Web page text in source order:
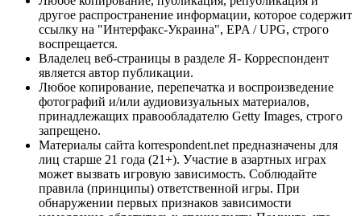
другое распространение информации, которое содержит
ссылку на "Интерфакс-Украина", EPA / UPG, строго
воспрещается.
Владелец веб-страницы в разделе Я- Корреспондент
является автор публикации.
Любое копирование, перепечатка и воспроизведение
фотографий и/или аудиовизуальных материалов,
принадлежащих правообладателю Getty Images, строго
запрещено.
Материалы сайта korrespondent.net предназначены для
лиц старше 21 года (21+). Участие в азартных играх
может вызвать игровую зависимость. Соблюдайте
правила (принципы) ответственной игры. При
обнаружении первых признаков зависимости